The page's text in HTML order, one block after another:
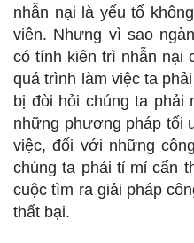
nhẫn nại là yếu tố
viên. Nhưng vì sao
có tính kiên trì nhẫn nại
quá trình làm việc ta
bị đòi hỏi chúng ta phải
những phương pháp tối
việc, đối với những
chúng ta phải tỉ mỉ cẩn
cuộc tìm ra giải pháp
thất bại.